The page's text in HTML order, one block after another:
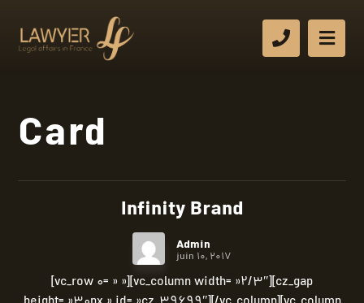
Card
Infinity Brand
Admin
juin 10, 2017
[vc_row 0= » »][vc_column width= »2/3″][cz_gap